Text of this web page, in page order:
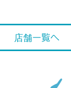
店舗一覧へ